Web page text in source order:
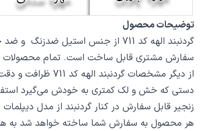
توضیحات محصول
سفارش مشتری قابل ساخت است. تمام محصولات در فروشگاه زیورآلات
دستی که خش و لک کمتری به خودش می‌گیرد
زنجیر قابل سفارش در کنار گردنبند از مدل دیپلمات 45 سانتیمتر استیل با قفل طوطی است، در صورت تمایل از بخش بند و زنجیر مدل‌های دیگری از زنجیر یا مهره سنگ را انتخاب کنید.
هر محصول به سفارش شما ساخته خواهد شد به